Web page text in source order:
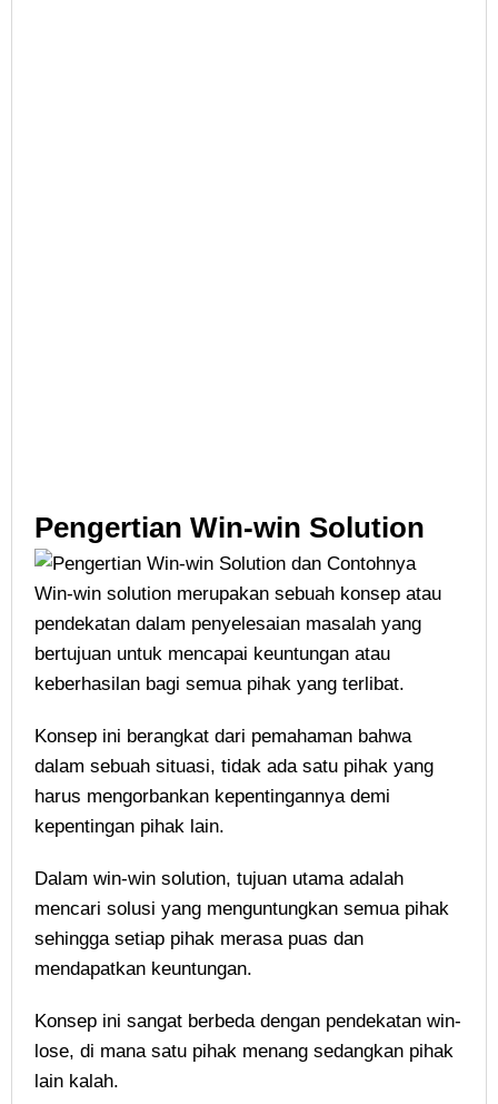
Pengertian Win-win Solution
Win-win solution merupakan sebuah konsep atau
pendekatan dalam penyelesaian masalah yang
bertujuan untuk mencapai keuntungan atau
keberhasilan bagi semua pihak yang terlibat.
Konsep ini berangkat dari pemahaman bahwa
dalam sebuah situasi, tidak ada satu pihak yang
harus mengorbankan kepentingannya demi
kepentingan pihak lain.
Dalam win-win solution, tujuan utama adalah
mencari solusi yang menguntungkan semua pihak
sehingga setiap pihak merasa puas dan
mendapatkan keuntungan.
Konsep ini sangat berbeda dengan pendekatan win-
lose, di mana satu pihak menang sedangkan pihak
lain kalah.